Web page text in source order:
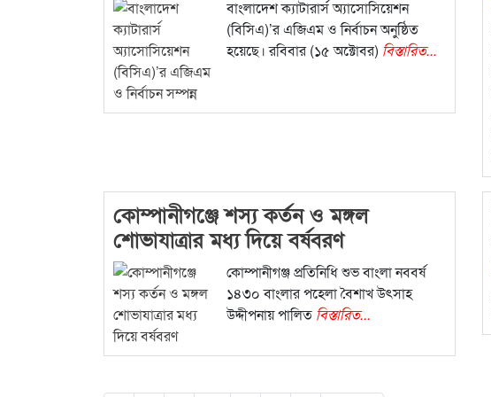
বাংলাদেশ ক্যাটারার্স অ্যাসোসিয়েশন
(বিসিএ)’র এজিএম ও নির্বাচন অনুষ্ঠিত
হয়েছে। রবিবার (১৫ অক্টোবর) বিস্তারিত...
কোম্পানীগঞ্জে শস্য কর্তন ও মঙ্গল
শোভাযাত্রার মধ্য দিয়ে বর্ষবরণ
কোম্পানীগঞ্জ প্রতিনিধি শুভ বাংলা নববর্ষ
১৪৩০ বাংলার পহেলা বৈশাখ উৎসাহ
উদ্দীপনায় পালিত বিস্তারিত...